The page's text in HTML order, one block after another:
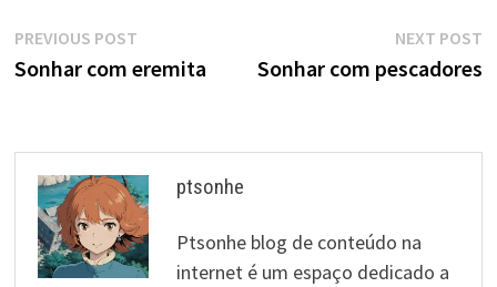
Navegação
de
PREVIOUS POSTPrevious
post:
Sonhar com eremita
NEXT POST
Sonhar com pescadores
ptsonhe
Ptsonhe blog de conteúdo na
internet é um espaço dedicado a